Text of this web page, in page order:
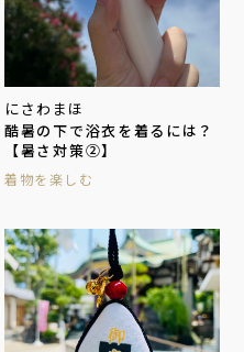
にさわまほ
酷暑の下で浴衣を着るには？
【暑さ対策②】
着物を楽しむ